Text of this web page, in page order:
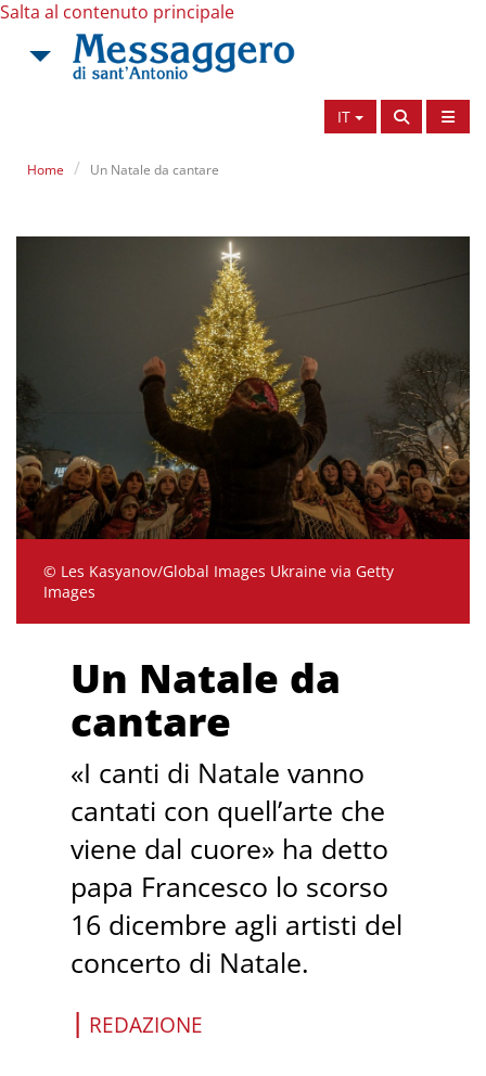
Salta al contenuto principale
IT
Home Un Natale da cantare
© Les Kasyanov/Global Images Ukraine via Getty
Images
Un Natale da
cantare
«I canti di Natale vanno
cantati con quell’arte che
viene dal cuore» ha detto
papa Francesco lo scorso
16 dicembre agli artisti del
concerto di Natale.
| REDAZIONE